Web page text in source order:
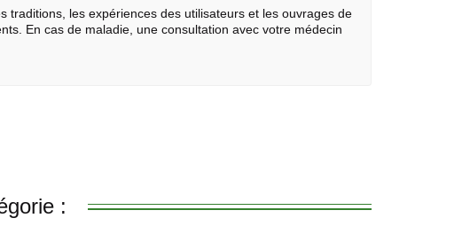
les expériences des utilisateurs et les ouvrages de
En cas de maladie, une consultation avec votre médecin
: